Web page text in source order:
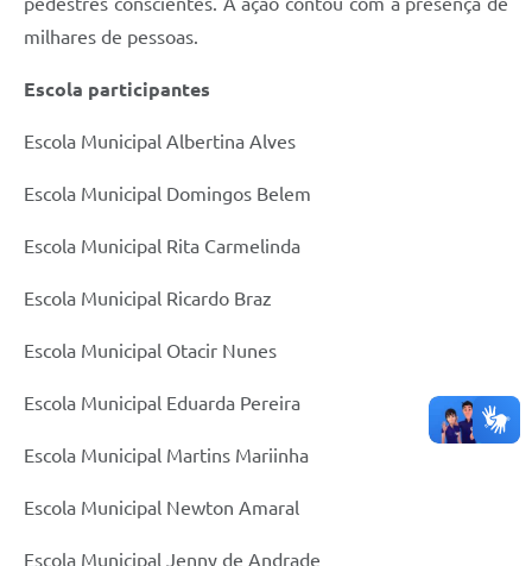
milhares de pessoas.
Escola participantes
Escola Municipal Albertina Alves
Escola Municipal Domingos Belem
Escola Municipal Rita Carmelinda
Escola Municipal Ricardo Braz
Escola Municipal Otacir Nunes
Escola Municipal Eduarda Pereira
Escola Municipal Martins Mariinha
Escola Municipal Newton Amaral
Escola Municipal Jenny de Andrade